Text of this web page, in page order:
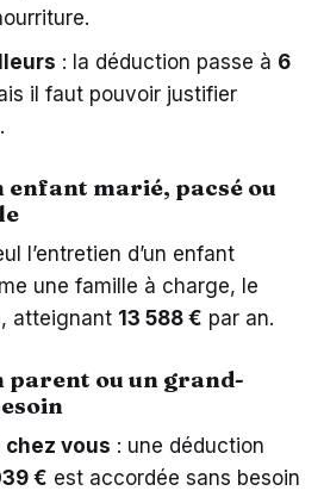
: la déduction passe à 6
il faut pouvoir justifier
marié, pacsé ou
l’entretien d’un enfant
une famille à charge, le
, atteignant 13 588 € par an.
ou un grand-
chez vous : une déduction
€ est accordée sans besoin